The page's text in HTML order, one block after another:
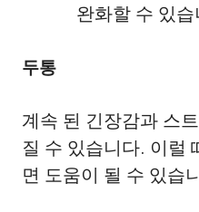
완화할 수 있습
두통
계속 된 긴장감과 스
질 수 있습니다. 이럴
면 도움이 될 수 있습